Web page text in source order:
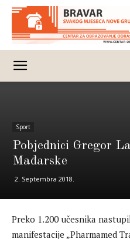
Sport
Pobjednici Gregor
Mađarske
2. Septembra 2018.
Preko 1.200 učesnika
manifestacije „Pharmamed